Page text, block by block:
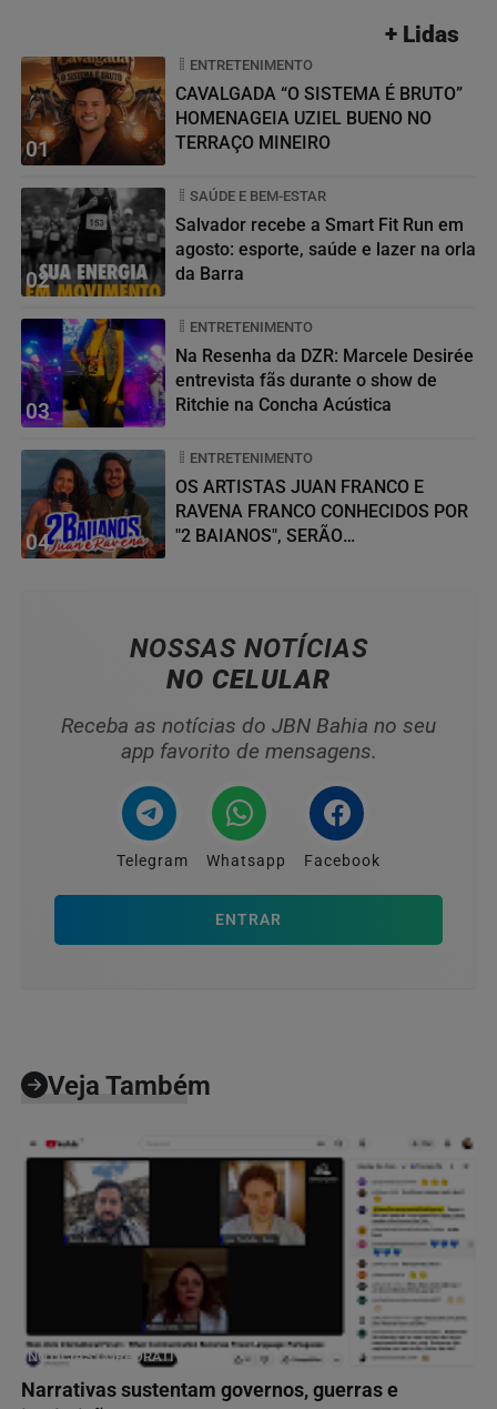
+ Lidas
01
ENTRETENIMENTO
CAVALGADA “O SISTEMA É BRUTO”
HOMENAGEIA UZIEL BUENO NO
TERRAÇO MINEIRO
02
SAÚDE E BEM-ESTAR
Salvador recebe a Smart Fit Run em
agosto: esporte, saúde e lazer na orla
da Barra
03
ENTRETENIMENTO
Na Resenha da DZR: Marcele Desirée
entrevista fãs durante o show de
Ritchie na Concha Acústica
04
ENTRETENIMENTO
OS ARTISTAS JUAN FRANCO E
RAVENA FRANCO CONHECIDOS POR
"2 BAIANOS", SERÃO
NOSSAS NOTÍCIAS
NO CELULAR
Receba as notícias do JBN Bahia no seu
app favorito de mensagens.
Telegram Whatsapp Facebook
ENTRAR
Veja Também
NOTÍCIAS CORPORATIVAS
Narrativas sustentam governos, guerras e